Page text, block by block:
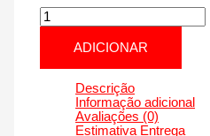
Quantidade
de
GS
ADICIONAR
Descrição
Informação adicional
Avaliações (0)
Estimativa Entrega